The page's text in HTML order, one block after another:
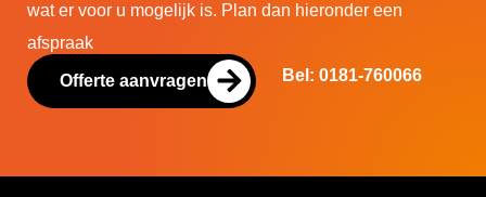
wat er voor u mogelijk is. Plan dan hieronder een
afspraak
Offerte aanvragen Bel: 0181-760066